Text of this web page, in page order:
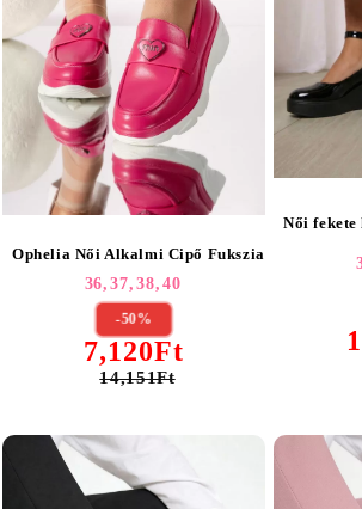
Ophelia Női Alkalmi Cipő Fukszia Ökológiai
36, 37, 38, 40
-50%
7,120Ft
14,151Ft
Női